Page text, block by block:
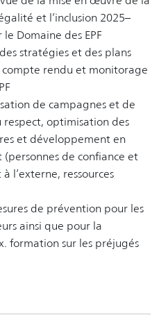
et l’inclusion 2025–
Domaine des EPF
stratégies et des plans
compte rendu et monitorage
de campagnes et de
optimisation des
et développement en
de confiance et
l’externe, ressources
de prévention pour les
ainsi que pour la
formation sur les préjugés